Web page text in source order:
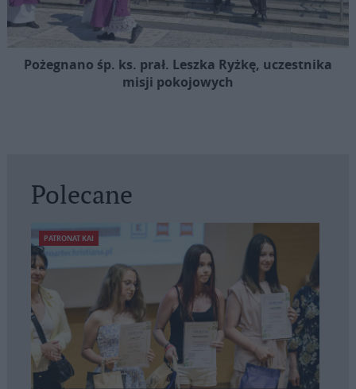
Pożegnano śp. ks. prał. Leszka Ryżkę, uczestnika
misji pokojowych
Polecane
PATRONAT KAI